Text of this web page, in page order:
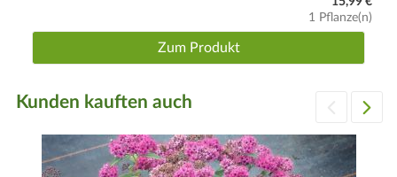
1 Pflanze(n)
Zum Produkt
Kunden kauften auch